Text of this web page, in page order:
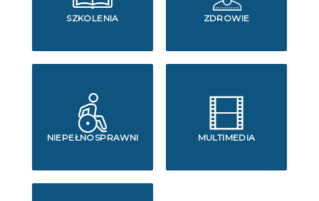
SZKOLENIA ZDROWIE
NIEPEŁNOSPRAWNI MULTIMEDIA